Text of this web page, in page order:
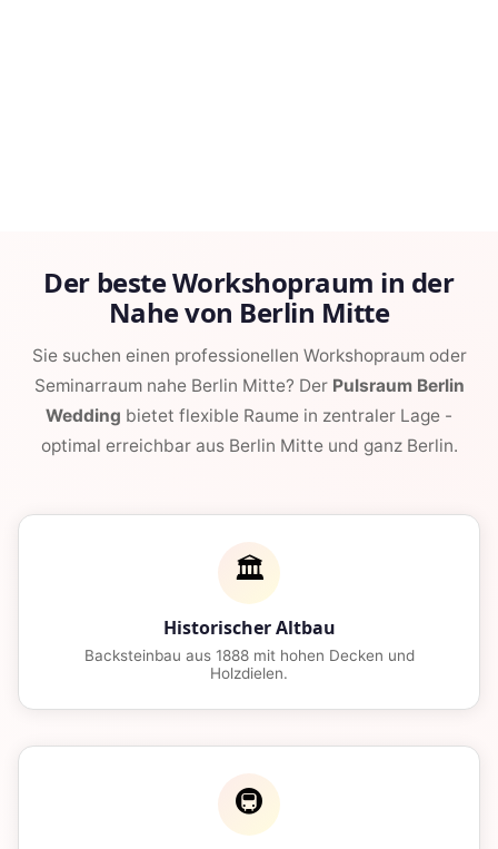
Der beste Workshopraum in der
Nahe von Berlin Mitte
Sie suchen einen professionellen Workshopraum oder
Seminarraum nahe Berlin Mitte? Der Pulsraum Berlin
Wedding bietet flexible Raume in zentraler Lage -
optimal erreichbar aus Berlin Mitte und ganz Berlin.
🏛️
Historischer Altbau
Backsteinbau aus 1888 mit hohen Decken und
Holzdielen.
🚇